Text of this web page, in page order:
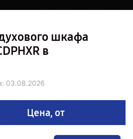
шкафа
в
03.08.2026
Цена, от